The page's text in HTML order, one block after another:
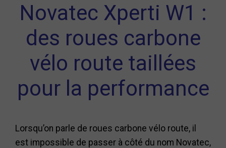
Novatec Xperti W1 :
des roues carbone
vélo route taillées
pour la performance
Lorsqu’on parle de roues carbone vélo route, il
est impossible de passer à côté du nom Novatec,